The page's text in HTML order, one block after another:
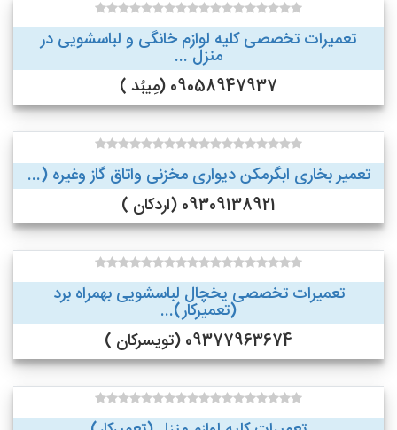
تعمیرات تخصصی کلیه لوازم خانگی و لباسشویی در
منزل ...
09058947937 (مِیبُد )
تعمیر بخاری ابگرمکن دیواری مخزنی واتاق گاز وغیره (...
09309138921 (اردکان )
تعمیرات تخصصی یخچال لباسشویی بهمراه برد
(تعمیرکار)...
09377963674 (تویسرکان )